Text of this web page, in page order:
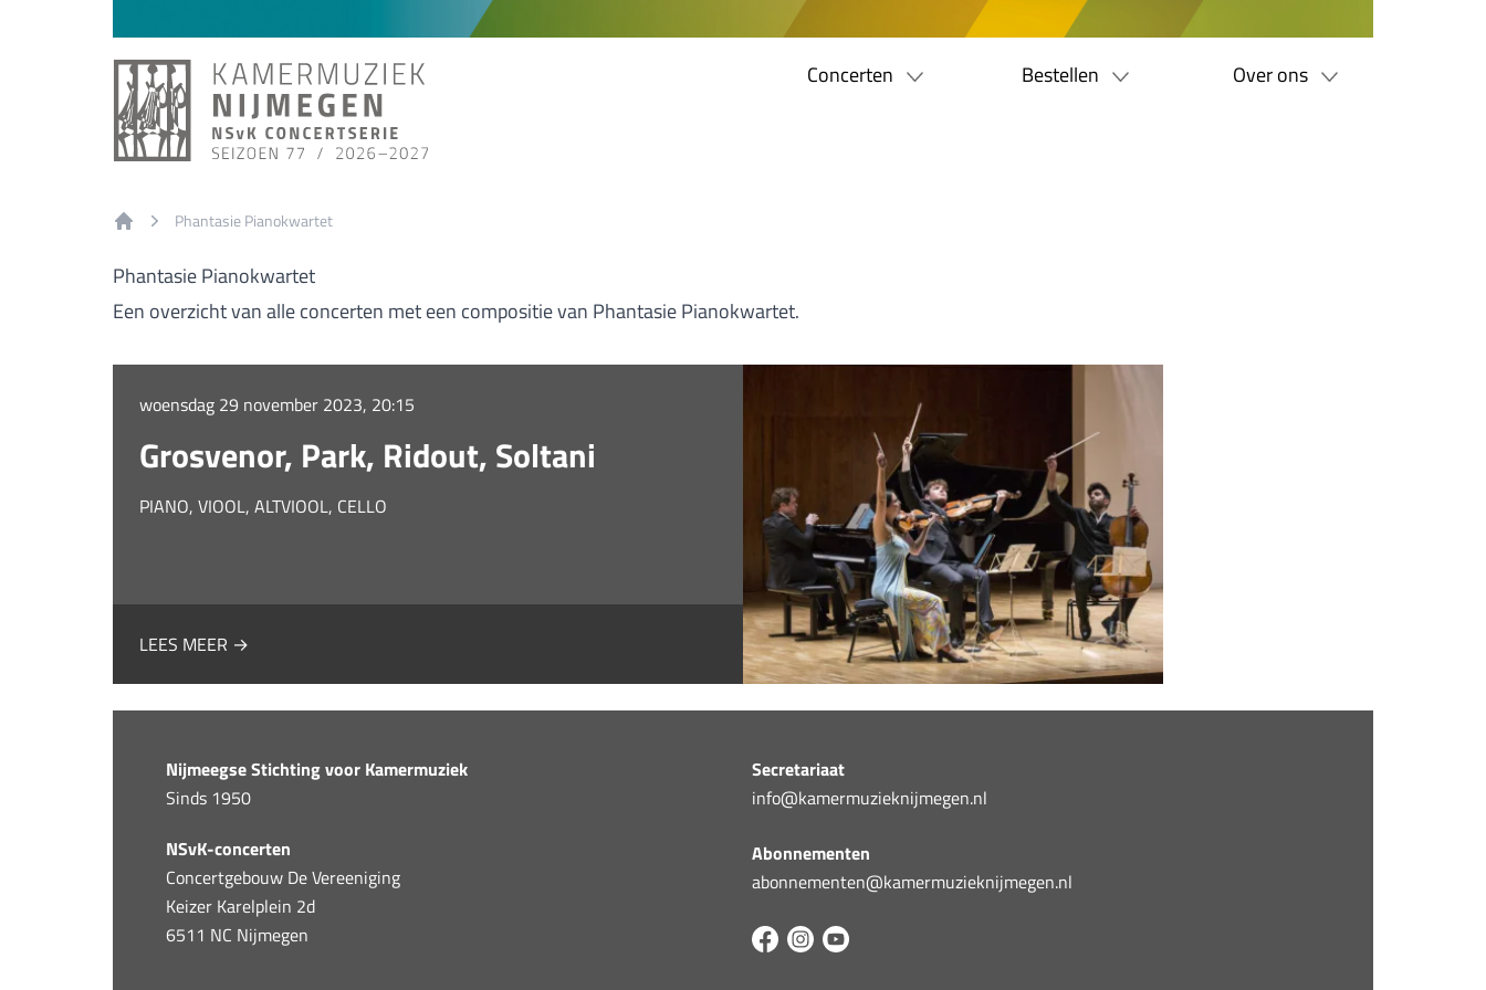
Concerten Bestellen Over ons
Phantasie Pianokwartet
Phantasie Pianokwartet
Een overzicht van alle concerten met een compositie van Phantasie Pianokwartet.
woensdag 29 november 2023, 20:15
Grosvenor, Park, Ridout, Soltani
PIANO, VIOOL, ALTVIOOL, CELLO
LEES MEER →
Nijmeegse Stichting voor Kamermuziek
Sinds 1950
NSvK-concerten
Concertgebouw De Vereeniging
Keizer Karelplein 2d
6511 NC Nijmegen
Secretariaat
info@kamermuzieknijmegen.nl
Abonnementen
abonnementen@kamermuzieknijmegen.nl